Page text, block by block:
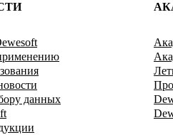
данных